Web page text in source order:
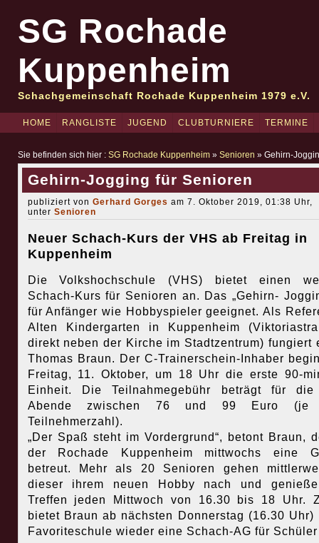
SG Rochade
Kuppenheim
Schachgemeinschaft Rochade Kuppenheim 1979 e.V.
HOME RANGLISTE JUGEND CLUBTURNIERE TERMINE
Sie befinden sich hier : SG Rochade Kuppenheim» Senioren » Gehirn-
Gehirn-Jogging für Senioren
publiziert von Gerhard Gorges am 7. Oktober 2019, 01:38 Uhr,
unter Senioren
Neuer Schach-Kurs der VHS ab Freitag in
Kuppenheim
Die Volkshochschule (VHS) bietet einen
Schach-Kurs für Senioren an. Das „Gehirn-
für Anfänger wie Hobbyspieler geeignet. Als
Alten Kindergarten in Kuppenheim
direkt neben der Kirche im Stadtzentrum) fungiert
Thomas Braun. Der C-Trainerschein-Inhaber
Freitag, 11. Oktober, um 18 Uhr die erste 90-
Einheit. Die Teilnahmegebühr beträgt für die
Abende zwischen 76 und 99 Euro (je
Teilnehmerzahl).
„Der Spaß steht im Vordergrund“, betont Braun,
der Rochade Kuppenheim mittwochs eine
betreut. Mehr als 20 Senioren gehen
dieser ihrem neuen Hobby nach und
Treffen jeden Mittwoch von 16.30 bis 18 Uhr.
bietet Braun ab nächsten Donnerstag (16.30 Uhr)
Favoriteschule wieder eine Schach-AG für